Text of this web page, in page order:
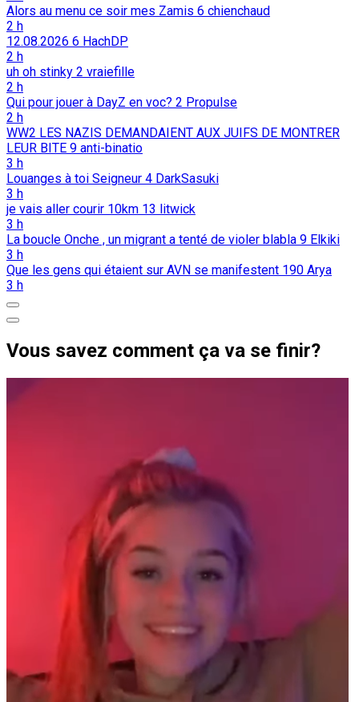
Alors au menu ce soir mes Zamis 6 chienchaud
2 h
12.08.2026 6 HachDP
2 h
uh oh stinky 2 vraiefille
2 h
Qui pour jouer à DayZ en voc? 2 Propulse
2 h
WW2 LES NAZIS DEMANDAIENT AUX JUIFS DE MONTRER
LEUR BITE 9 anti-binatio
3 h
Louanges à toi Seigneur 4 DarkSasuki
3 h
je vais aller courir 10km 13 litwick
3 h
La boucle Onche , un migrant a tenté de violer blabla 9 Elkiki
3 h
Que les gens qui étaient sur AVN se manifestent 190 Arya
3 h
Vous savez comment ça va se finir?